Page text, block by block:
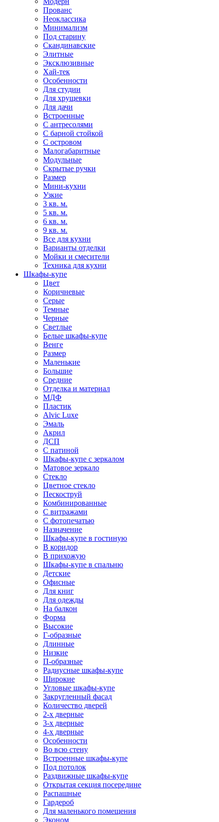
Прованс
Неоклассика
Минимализм
Под старину
Скандинавские
Элитные
Эксклюзивные
Хай-тек
Особенности
Для студии
Для хрущевки
Для дачи
Встроенные
С антресолями
С барной стойкой
С островом
Малогабаритные
Модульные
Скрытые ручки
Размер
Мини-кухни
Узкие
3 кв. м.
5 кв. м.
6 кв. м.
9 кв. м.
Все для кухни
Варианты отделки
Мойки и смесители
Техника для кухни
Шкафы-купе
Цвет
Коричневые
Серые
Темные
Черные
Светлые
Белые шкафы-купе
Венге
Размер
Маленькие
Большие
Средние
Отделка и материал
МДФ
Пластик
Alvic Luxe
Эмаль
Акрил
ДСП
С патиной
Шкафы-купе с зеркалом
Матовое зеркало
Стекло
Цветное стекло
Пескоструй
Комбинированные
С витражами
С фотопечатью
Назначение
Шкафы-купе в гостиную
В коридор
В прихожую
Шкафы-купе в спальню
Детские
Офисные
Для книг
Для одежды
На балкон
Форма
Высокие
Г-образные
Длинные
Низкие
П-образные
Радиусные шкафы-купе
Широкие
Угловые шкафы-купе
Закругленный фасад
Количество дверей
2-х дверные
3-х дверные
4-х дверные
Особенности
Во всю стену
Встроенные шкафы-купе
Под потолок
Раздвижные шкафы-купе
Открытая секция посередине
Распашные
Гардероб
Для маленького помещения
Эконом